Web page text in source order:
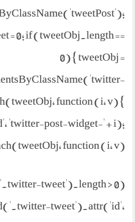
= 0; if (tweetObj.length ==
0) { tweetObj =
function (i, v) {
'twitter-post-widget-' + i);
function (i, v) {
tweet').length > 0)
tweet').attr('id',